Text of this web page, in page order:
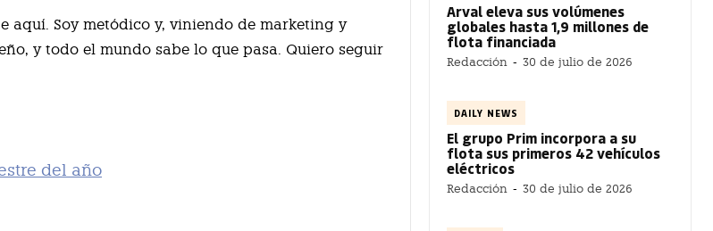
aquí. Soy metódico y, viniendo de marketing y
y todo el mundo sabe lo que pasa. Quiero seguir
del año
Arval eleva sus volúmenes
globales hasta 1,9 millones de
flota financiada
Redacción - 30 de julio de 2026
DAILY NEWS
El grupo Prim incorpora a su
flota sus primeros 42 vehículos
eléctricos
Redacción - 30 de julio de 2026